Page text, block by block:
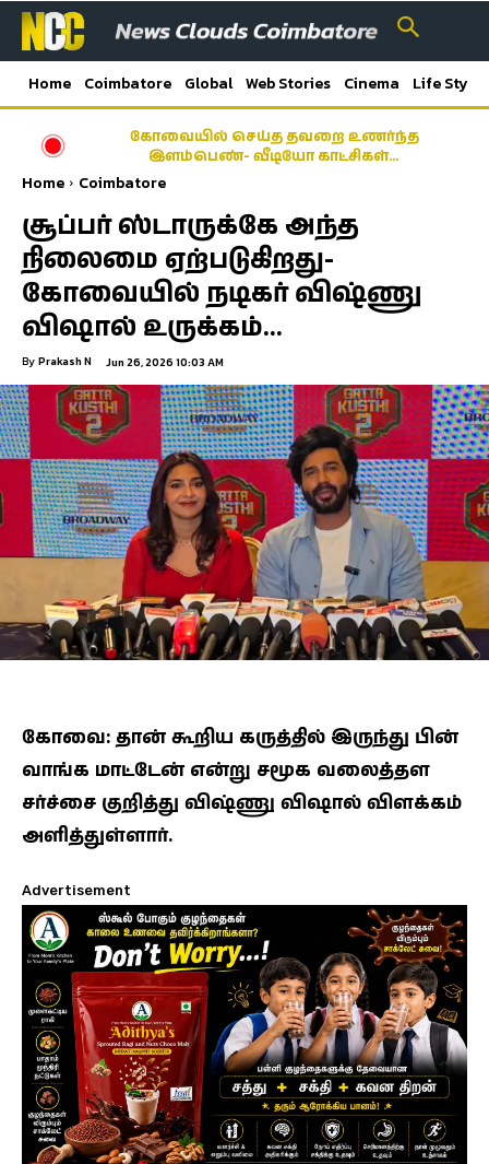
Home Coimbatore Global Web Stories Cinema Life Style
கோவையில் செய்த தவறை உணர்ந்த
இளம்பெண்- வீடியோ காட்சிகள்…
Home Coimbatore
சூப்பர் ஸ்டாருக்கே அந்த
நிலைமை ஏற்படுகிறது-
கோவையில் நடிகர் விஷ்ணு
விஷால் உருக்கம்…
By Prakash N Jun 26, 2026 10:03 AM
கோவை: தான் கூறிய கருத்தில் இருந்து பின்
வாங்க மாட்டேன் என்று சமூக வலைத்தள
சர்ச்சை குறித்து விஷ்ணு விஷால் விளக்கம்
அளித்துள்ளார்.
Advertisement